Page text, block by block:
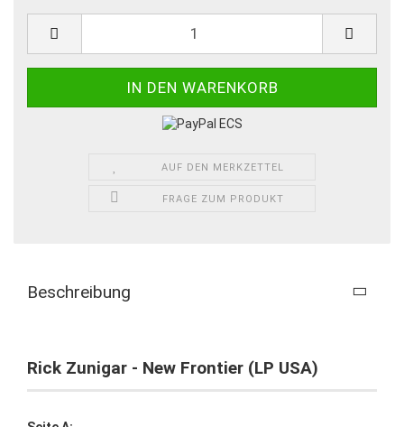
AUF DEN MERKZETTEL
FRAGE ZUM PRODUKT
Beschreibung
Rick Zunigar - New Frontier (LP USA)